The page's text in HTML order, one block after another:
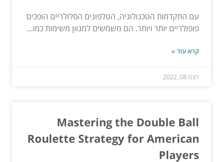
עם התקדמות הטכנולוגיה, הטלפונים הסלולריים הופכים
פופולריים יותר ויותר. הם משמשים למגוון משימות כמו...
קרא עוד »
דצמ 08, 2022
Mastering the Double Ball
Roulette Strategy for American
Players